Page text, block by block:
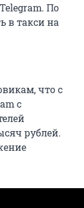
По
в такси на
что с
с
рублей.